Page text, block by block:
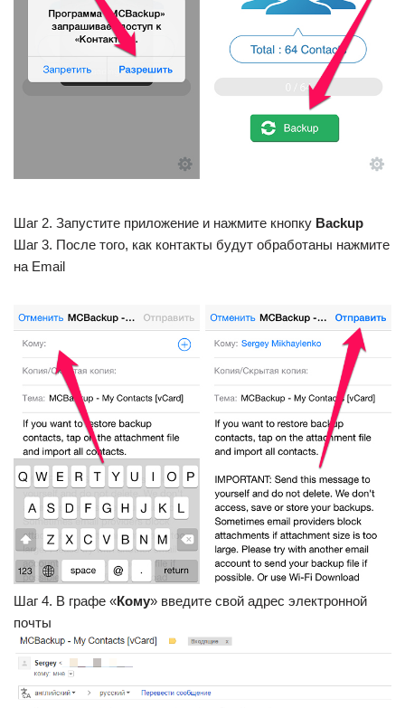
Шаг 2. Запустите приложение и нажмите кнопку Backup
Шаг 3. После того, как контакты будут обработаны нажмите
на Email
Шаг 4. В графе «Кому» введите свой адрес электронной
почты